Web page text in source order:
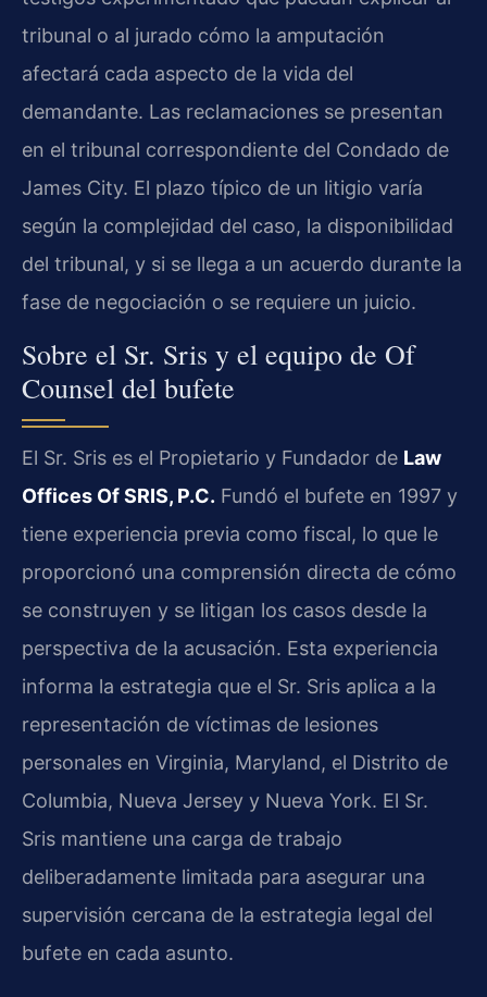
tribunal o al jurado cómo la amputación
afectará cada aspecto de la vida del
demandante. Las reclamaciones se presentan
en el tribunal correspondiente del Condado de
James City. El plazo típico de un litigio varía
según la complejidad del caso, la disponibilidad
del tribunal, y si se llega a un acuerdo durante la
fase de negociación o se requiere un juicio.
Sobre el Sr. Sris y el equipo de Of
Counsel del bufete
El Sr. Sris es el Propietario y Fundador de Law
Offices Of SRIS, P.C. Fundó el bufete en 1997 y
tiene experiencia previa como fiscal, lo que le
proporcionó una comprensión directa de cómo
se construyen y se litigan los casos desde la
perspectiva de la acusación. Esta experiencia
informa la estrategia que el Sr. Sris aplica a la
representación de víctimas de lesiones
personales en Virginia, Maryland, el Distrito de
Columbia, Nueva Jersey y Nueva York. El Sr.
Sris mantiene una carga de trabajo
deliberadamente limitada para asegurar una
supervisión cercana de la estrategia legal del
bufete en cada asunto.